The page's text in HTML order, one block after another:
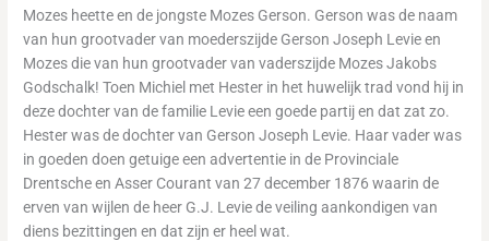
Mozes heette en de jongste Mozes Gerson. Gerson was de naam
van hun grootvader van moederszijde Gerson Joseph Levie en
Mozes die van hun grootvader van vaderszijde Mozes Jakobs
Godschalk! Toen Michiel met Hester in het huwelijk trad vond hij in
deze dochter van de familie Levie een goede partij en dat zat zo.
Hester was de dochter van Gerson Joseph Levie. Haar vader was
in goeden doen getuige een advertentie in de Provinciale
Drentsche en Asser Courant van 27 december 1876 waarin de
erven van wijlen de heer G.J. Levie de veiling aankondigen van
diens bezittingen en dat zijn er heel wat.